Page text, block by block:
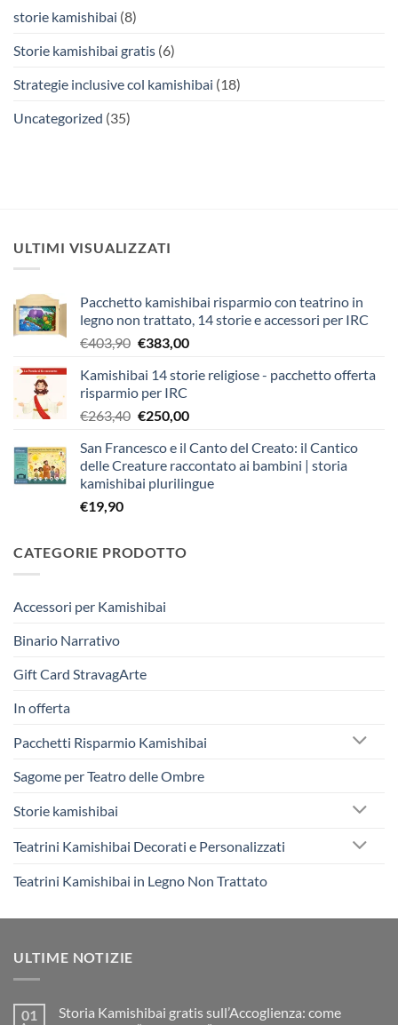
storie kamishibai (8)
Storie kamishibai gratis (6)
Strategie inclusive col kamishibai (18)
Uncategorized (35)
ULTIMI VISUALIZZATI
Pacchetto kamishibai risparmio con teatrino in
legno non trattato, 14 storie e accessori per IRC
€403,90 Il
originale
era:
€403,90.
€383,00Il
attuale
€383,00.
Kamishibai 14 storie religiose - pacchetto offerta
risparmio per IRC
€263,40 Il
originale
era:
€263,40.
€250,00Il
attuale
è:
€250,00.
San Francesco e il Canto del Creato: il Cantico
delle Creature raccontato ai bambini | storia
kamishibai plurilingue
€19,90
CATEGORIE PRODOTTO
Accessori per Kamishibai
Binario Narrativo
Gift Card StravagArte
In offerta
Pacchetti Risparmio Kamishibai
Sagome per Teatro delle Ombre
Storie kamishibai
Teatrini Kamishibai Decorati e Personalizzati
Teatrini Kamishibai in Legno Non Trattato
ULTIME NOTIZIE
01
Storia Kamishibai gratis sull’Accoglienza: come